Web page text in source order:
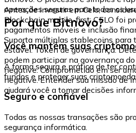
operações seguras para todos os
Antes de investir em Celo,
Blockchain mobile-first: CELO foi
pagamentos móveis e inclusão
Suporta múltiplas stablecoins para
estável. Token de governança:
podem participar na governança
negative: Comprometido em ser
negative. Entender sua missão de
ajudará você a tomar decisões
Por que Bitnovo?
Você mantém suas
A forma segura e prática de ter
fundos e proteger suas
Seguro e confiável
Todas as nossas transações são
segurança informática.